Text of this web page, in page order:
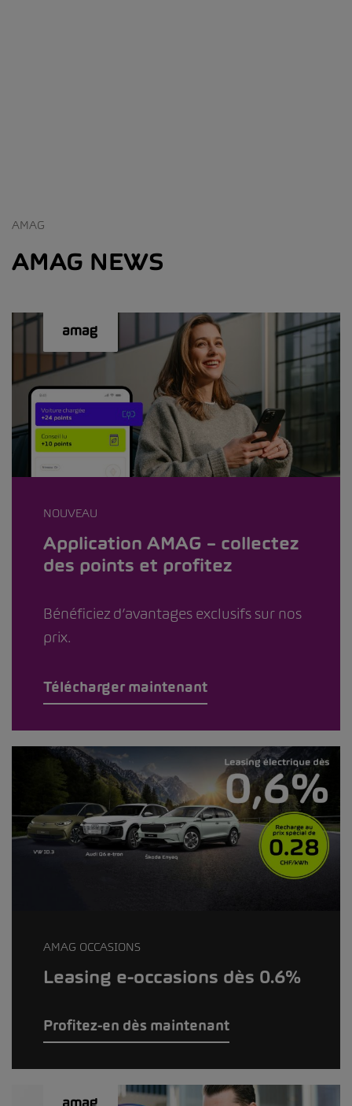
AMAG
AMAG NEWS
NOUVEAU
Application AMAG – collectez
des points et profitez
Bénéficiez d’avantages exclusifs sur nos
prix.
Télécharger maintenant
AMAG OCCASIONS
Leasing e-occasions dès 0.6%
Profitez-en dès maintenant